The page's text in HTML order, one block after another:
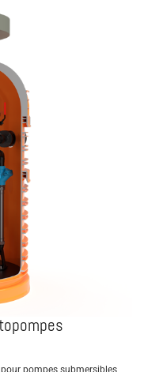
pompes submersibles